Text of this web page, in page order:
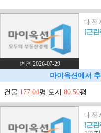
변경 2026-07-29
대전
[근린
마이옥션에서
건물 177.04평 토지 80.50평
대전
[근린